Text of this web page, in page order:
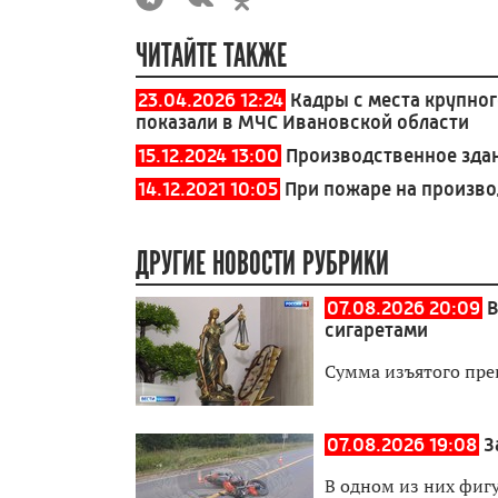
ЧИТАЙТЕ ТАКЖЕ
23.04.2026 12:24 Кадры с места
показали в МЧС Ивановской области
15.12.2024 13:00 Производственное
14.12.2021 10:05 При пожаре на
ДРУГИЕ НОВОСТИ РУБРИКИ
07.08.2026 20:09
сигаретами
Сумма изъятого
07.08.2026 19:08
В одном из них